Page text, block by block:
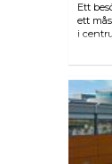
Ett
ett
i
eller,